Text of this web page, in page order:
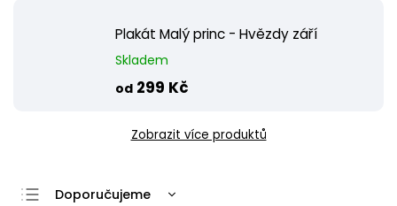
Plakát Malý princ - Hvězdy září
Skladem
od 299 Kč
Zobrazit více produktů
Doporučujeme